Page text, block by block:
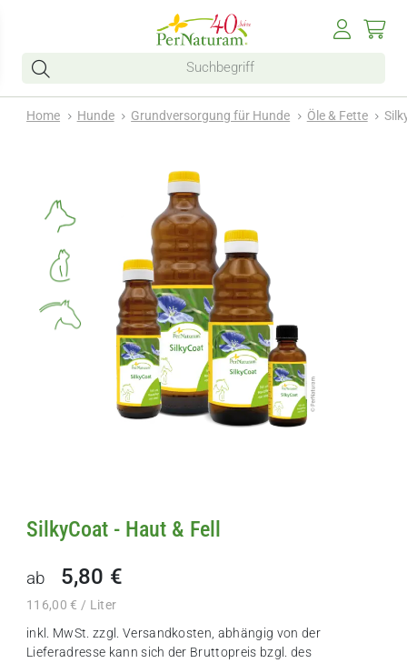
Home Hunde Grundversorgung für Hunde Öle & Fette
SilkyCoat - Haut & Fell
ab 5,80 €
inkl. MwSt. zzgl. Versandkosten, abhängig von der
Lieferadresse kann sich der Bruttopreis bzgl. des
116,00 € / Liter